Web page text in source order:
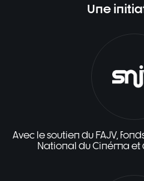
Une
Avec le soutien du FAJV,
National du Cinéma